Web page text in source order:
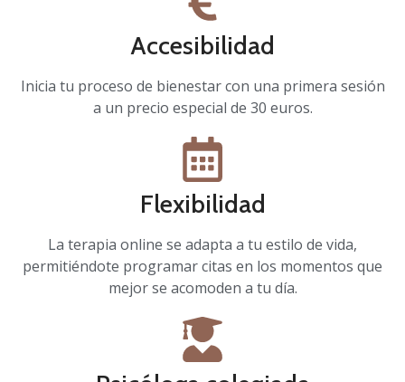
Accesibilidad
Inicia tu proceso de bienestar con una primera sesión
a un precio especial de 30 euros.
Flexibilidad
La terapia online se adapta a tu estilo de vida,
permitiéndote programar citas en los momentos que
mejor se acomoden a tu día.